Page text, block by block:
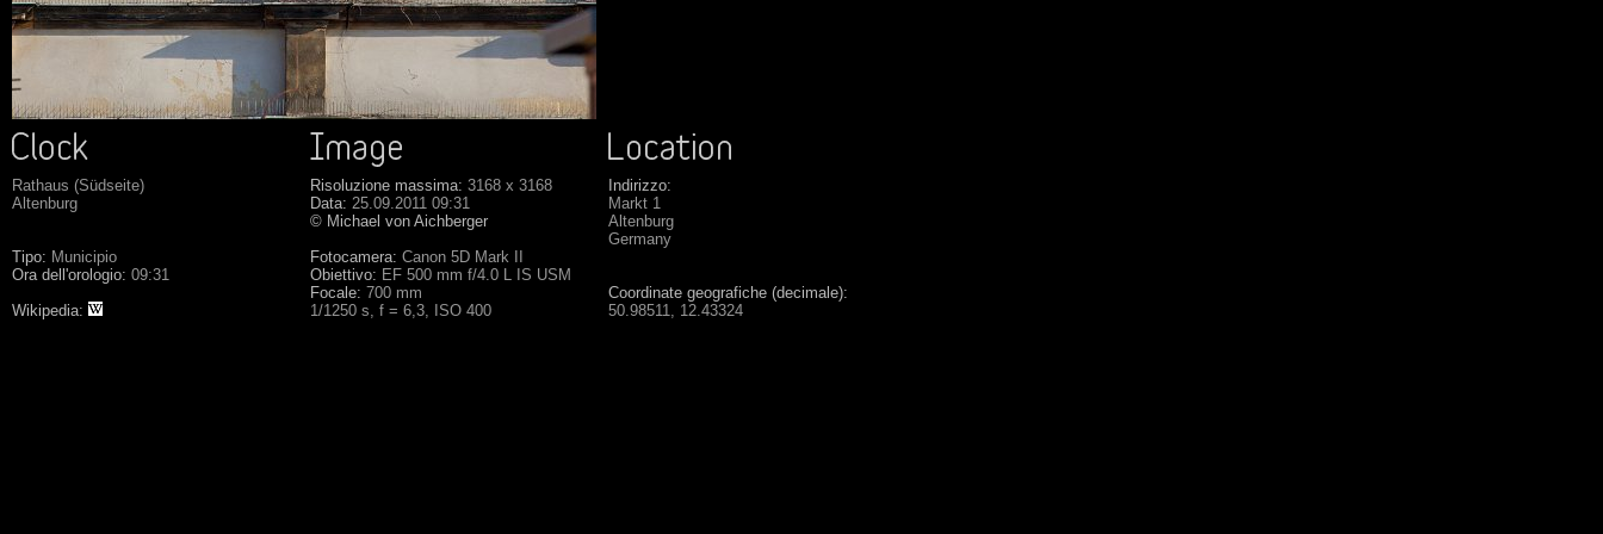
Rathaus (Südseite)
Altenburg
Tipo: Municipio
Ora dell'orologio: 09:31
Wikipedia:
Risoluzione massima: 3168 x 3168
Data: 25.09.2011 09:31
© Michael von Aichberger
Fotocamera: Canon 5D Mark II
Obiettivo: EF 500 mm f/4.0 L IS USM
Focale: 700 mm
1/1250 s, f = 6,3, ISO 400
Indirizzo:
Markt 1
Altenburg
Germany
Coordinate geografiche (decimale):
50.98511, 12.43324